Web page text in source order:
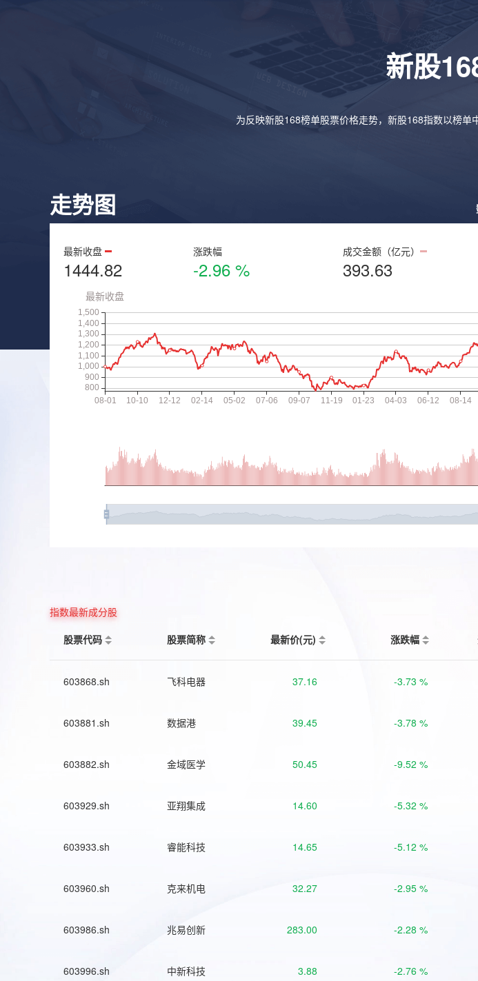
新股
为反映新股168榜单股票价格走势，新股168指数以榜单
走势图
最新收盘
1444.82
涨跌幅
-2.96 %
成交金额（亿元）
393.63
指数最新成分股
股票代码
股票简称 最新价(元) 涨跌幅
603868.sh 飞科电器 37.16 -3.73 %
603881.sh 数据港 39.45 -3.78 %
603882.sh 金域医学 50.45 -9.52 %
603929.sh 亚翔集成 14.60 -5.32 %
603933.sh 睿能科技 14.65 -5.12 %
603960.sh 克来机电 32.27 -2.95 %
603986.sh 兆易创新 283.00 -2.28 %
603996.sh 中新科技 3.88 -2.76 %